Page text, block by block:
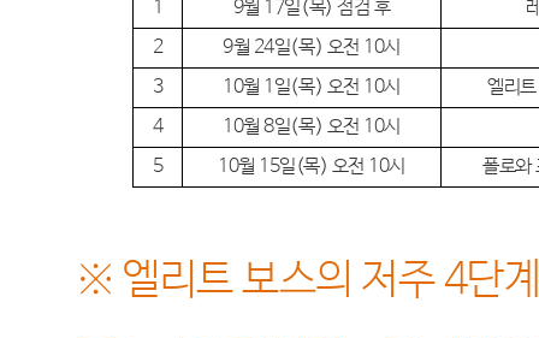
1
9월 17일(목)점검 후
2
9월 24일(목) 오전 10시
3
10월 1 일(목) 오전 10시
엘리
4
10월8일(목) 오전 10시
5
10월 15일(목) 오전 10시 폴로와
※ 엘리트 보스의 저주4단